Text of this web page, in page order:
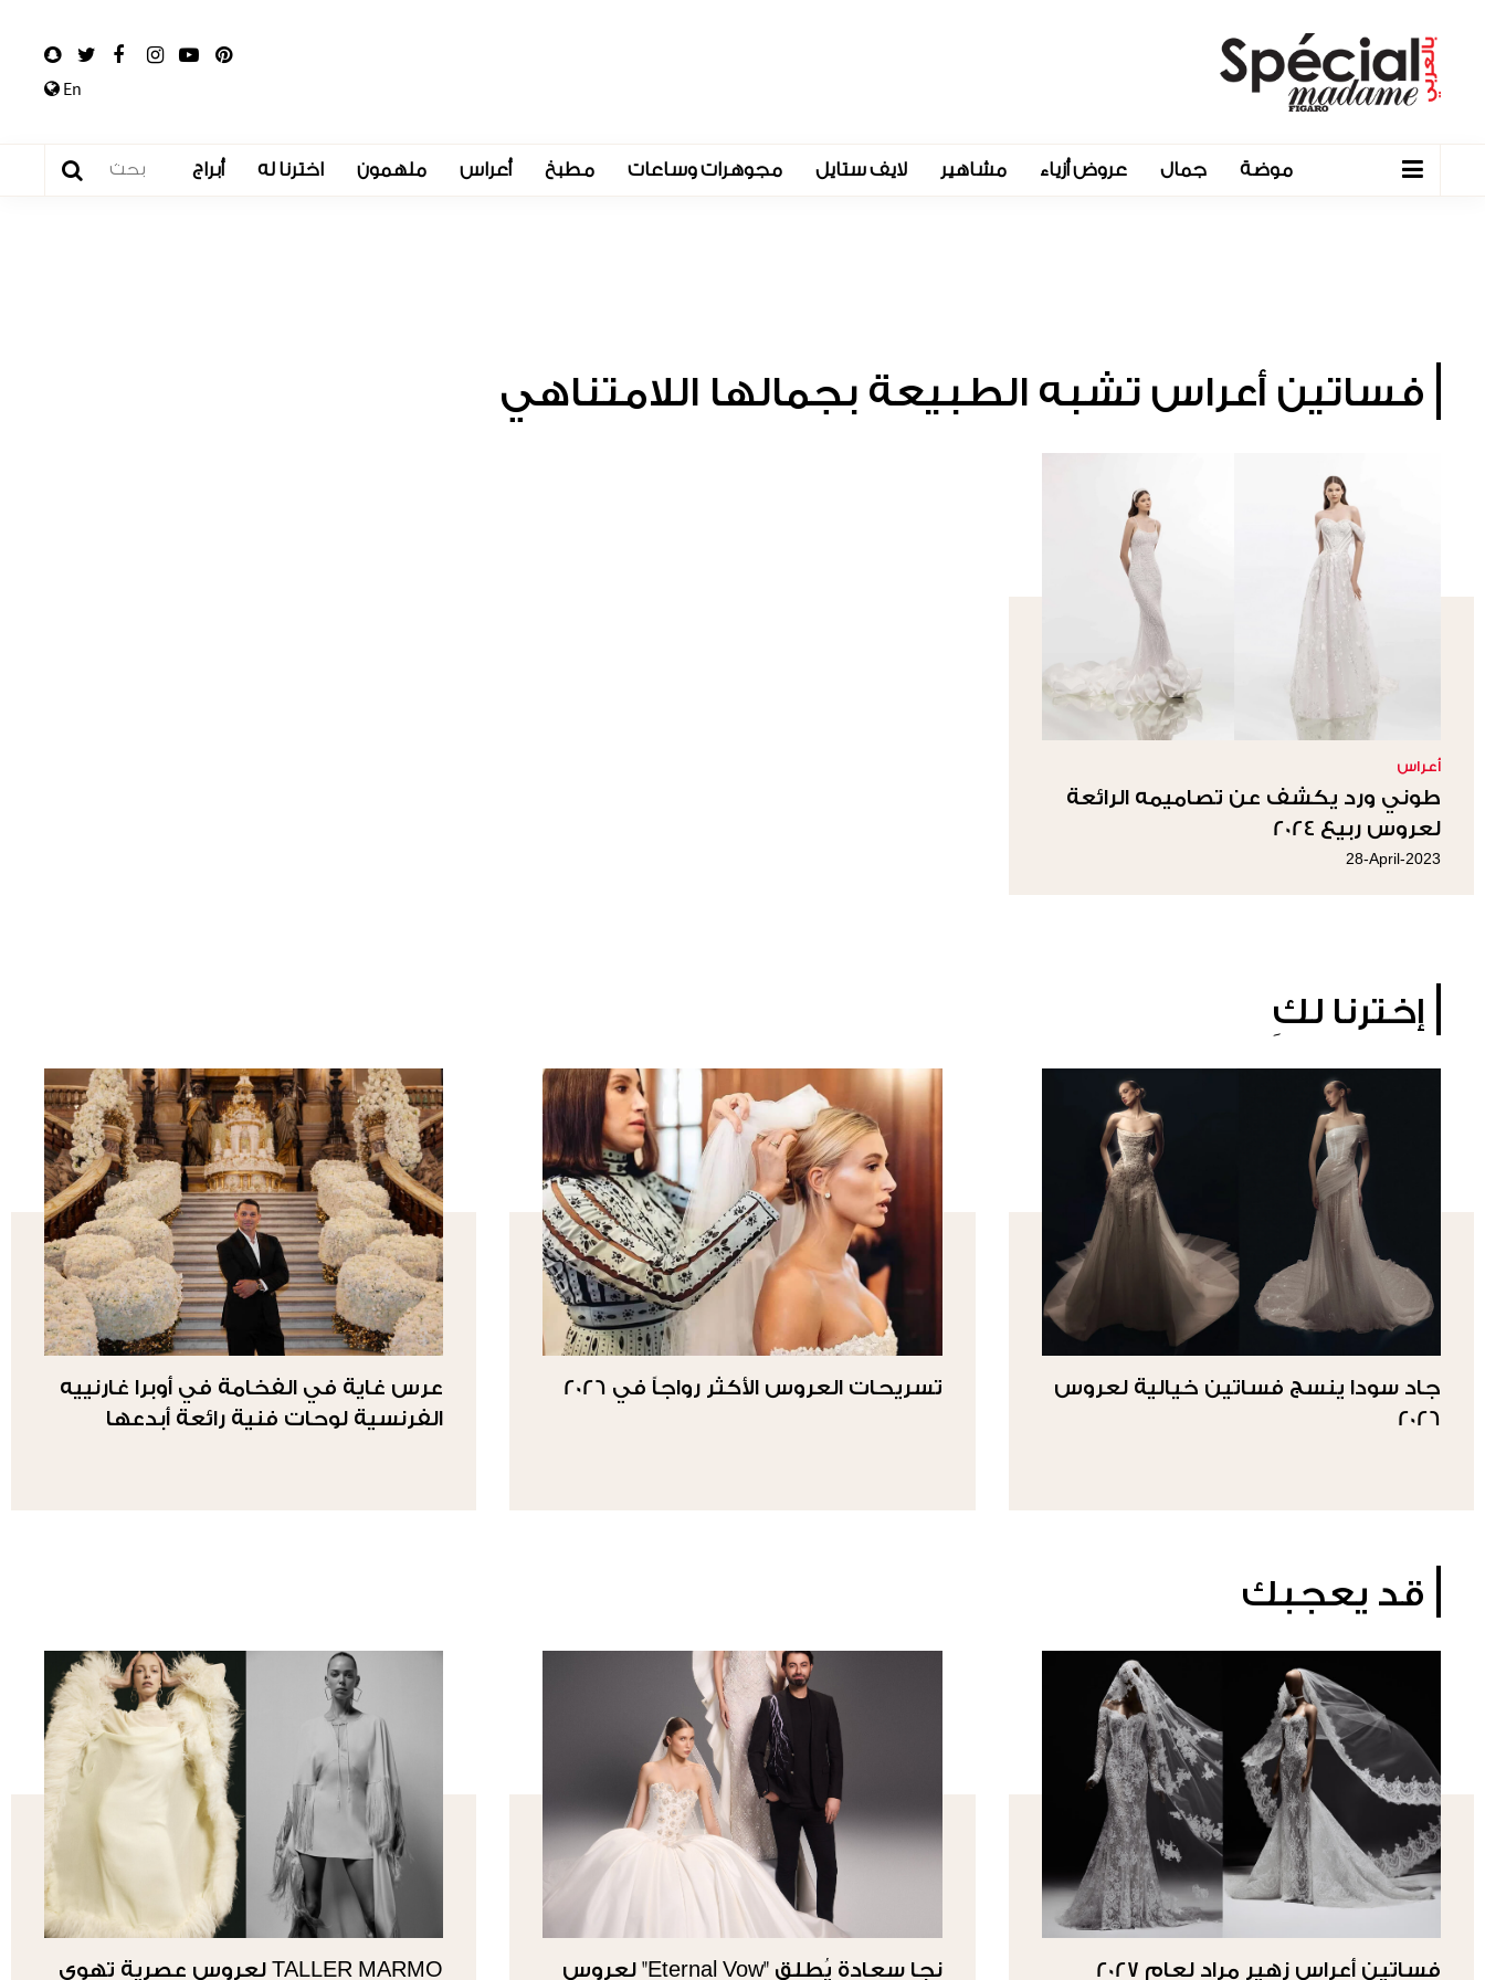
En
موضة جمال عروض أزياء مشاهير لايف ستايل مجوهرات وساعات مطبخ أعراس ملهمون اخترنا له أبراج
فساتين أعراس تشبه الطبيعة بجمالها اللامتناهي
أعراس
طوني ورد يكشف عن تصاميمه الرائعة
لعروس ربيع 2024
28-April-2023
إخترنا لكِ
جاد سودا ينسج فساتين خيالية لعروس
2026
تسريحات العروس الأكثر رواجاً في 2026
عرس غاية في الفخامة في أوبرا غارنييه
الفرنسية لوحات فنية رائعة أبدعها
قد يعجبك
فساتين أعراس زهير مراد لعام 2027 نجا سعادة يُطلق "Eternal Vow" لعروس TALLER MARMO لعروس عصرية تهوى